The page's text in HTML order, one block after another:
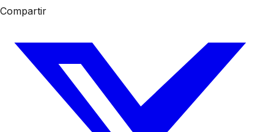
Compartir